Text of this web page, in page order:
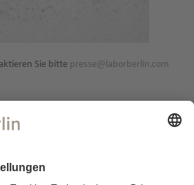
Sie bitte presse@laborberlin.com
GmbH